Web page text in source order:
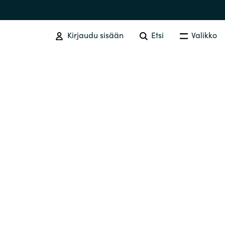
Kirjaudu sisään Etsi Valikko